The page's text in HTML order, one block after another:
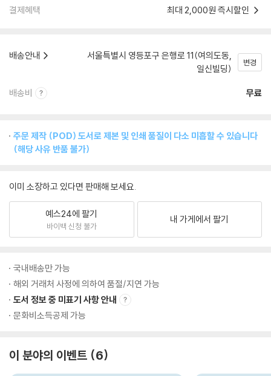
결제혜택 최대 2,000원 즉시할인
배송안내
서울특별시 영등포구 은행로 11(여의도동,
일신빌딩)
변경
배송비 무료
주문 제작 (POD) 도서로 제본 및 인쇄 품질이 다소 미흡할 수 있습니다
(해당 사유 반품 불가)
이미 소장하고 있다면 판매해 보세요.
예스24에 팔기
바이백 신청 불가
내 가게에서 팔기
국내배송만 가능
해외 거래처 사정에 의하여 품절/지연 가능
도서 정보 중 미표기 사항 안내
문화비소득공제 가능
이 분야의 이벤트 6